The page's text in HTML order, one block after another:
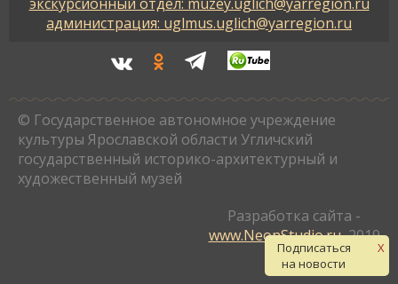
Подписаться
на новости
X
администрация: uglmus.uglich@yarregion.ru
© Государственное автономное учреждение
культуры Ярославской области Угличский
государственный историко-архитектурный и
художественный музей
Разработка сайта -
www.NeonStudio.ru, 2019